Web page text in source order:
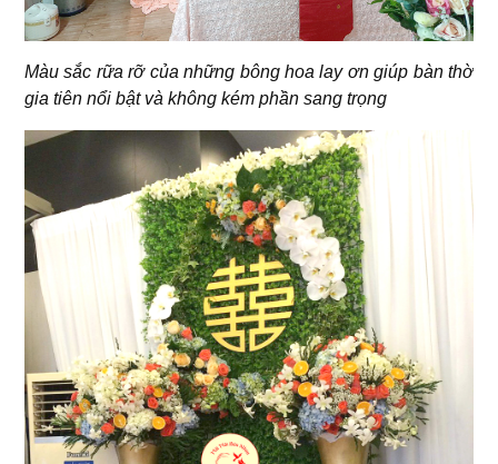
Màu sắc rữa rỡ của những bông hoa lay ơn giúp bàn thờ
gia tiên nổi bật và không kém phần sang trọng